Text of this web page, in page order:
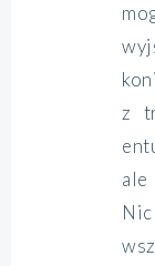
z
ale